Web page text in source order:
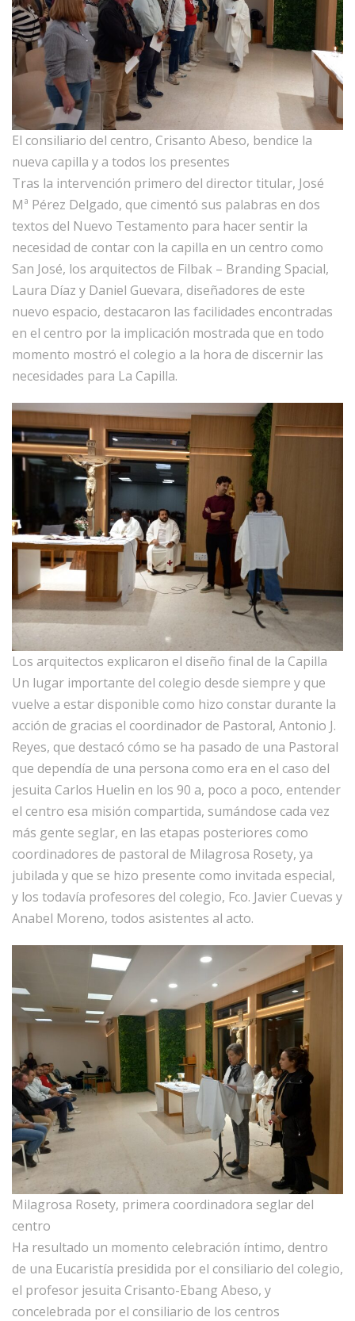
El consiliario del centro, Crisanto Abeso, bendice la
nueva capilla y a todos los presentes
Tras la intervención primero del director titular, José
Mª Pérez Delgado, que cimentó sus palabras en dos
textos del Nuevo Testamento para hacer sentir la
necesidad de contar con la capilla en un centro como
San José, los arquitectos de Filbak – Branding Spacial,
Laura Díaz y Daniel Guevara, diseñadores de este
nuevo espacio, destacaron las facilidades encontradas
en el centro por la implicación mostrada que en todo
momento mostró el colegio a la hora de discernir las
necesidades para La Capilla.
Los arquitectos explicaron el diseño final de la Capilla
Un lugar importante del colegio desde siempre y que
vuelve a estar disponible como hizo constar durante la
acción de gracias el coordinador de Pastoral, Antonio J.
Reyes, que destacó cómo se ha pasado de una Pastoral
que dependía de una persona como era en el caso del
jesuita Carlos Huelin en los 90 a, poco a poco, entender
el centro esa misión compartida, sumándose cada vez
más gente seglar, en las etapas posteriores como
coordinadores de pastoral de Milagrosa Rosety, ya
jubilada y que se hizo presente como invitada especial,
y los todavía profesores del colegio, Fco. Javier Cuevas y
Anabel Moreno, todos asistentes al acto.
Milagrosa Rosety, primera coordinadora seglar del
centro
Ha resultado un momento celebración íntimo, dentro
de una Eucaristía presidida por el consiliario del colegio,
el profesor jesuita Crisanto-Ebang Abeso, y
concelebrada por el consiliario de los centros